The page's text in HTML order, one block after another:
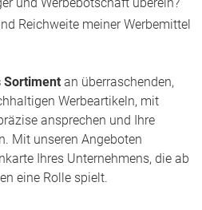
und Werbebotschaft überein?
Reichweite meiner Werbemittel
Sortiment an überraschenden,
Werbeartikeln, mit
ansprechen und Ihre
Mit unseren Angeboten
Ihres Unternehmens, die ab
eine Rolle spielt.